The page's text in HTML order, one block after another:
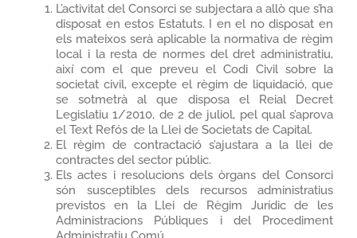
L’activitat del Consorci se subjectara a allò que s’ha
disposat en estos Estatuts. I en el no disposat en
els mateixos serà aplicable la normativa de règim
local i la resta de normes del dret administratiu,
així com el que preveu el Codi Civil sobre la
societat civil, excepte el règim de liquidació, que
se sotmetrà al que disposa el Reial Decret
Legislatiu 1/2010, de 2 de juliol, pel qual s’aprova
el Text Refós de la Llei de Societats de Capital.
El règim de contractació s’ajustara a la llei de
contractes del sector públic.
Els actes i resolucions dels òrgans del Consorci
són susceptibles dels recursos administratius
previstos en la Llei de Règim Jurídic de les
Administracions Públiques i del Procediment